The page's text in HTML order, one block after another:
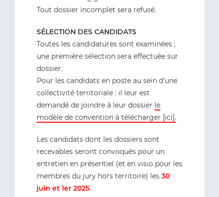
Tout dossier incomplet sera refusé.
SÉLECTION DES CANDIDATS
Toutes les candidatures sont examinées ;
une première sélection sera effectuée sur
dossier.
Pour les candidats en poste au sein d’une
collectivité territoriale : il leur est
demandé de joindre à leur dossier le
modèle de convention à télécharger [ici].
Les candidats dont les dossiers sont
recevables seront convoqués pour un
entretien en présentiel (et en visio pour les
membres du jury hors territoire) les 30
juin et 1er 2025.